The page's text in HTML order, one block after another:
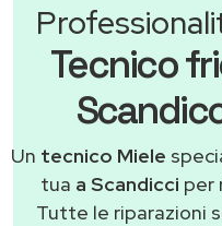
Tecnico
Un tecnico Miele
tua a Scandicci per
Tutte le riparazioni